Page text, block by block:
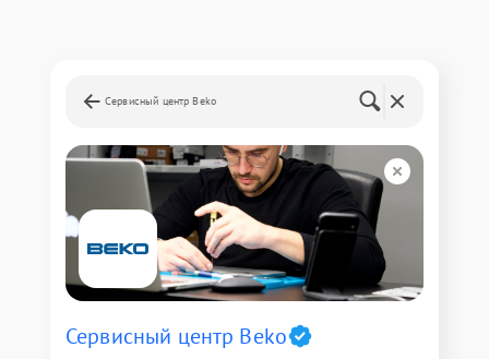
Сервисный центр Beko
Сервисный центр Beko